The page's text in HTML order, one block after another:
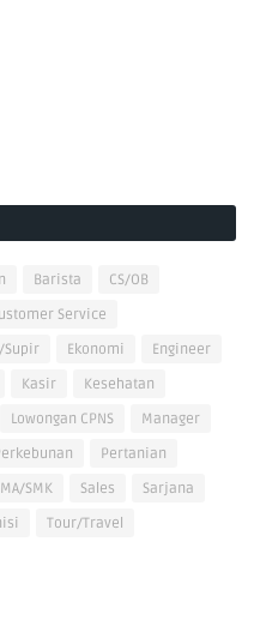
Barista
CS/OB
Service
Supir Ekonomi
Engineer
Kasir
Kesehatan
Lowongan CPNS
Manager
Pertanian
SMK Sales
Sarjana
Tour/Travel